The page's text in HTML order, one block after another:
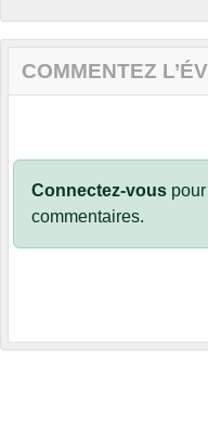
COMMENTEZ
Connectez-vous
commentaires.